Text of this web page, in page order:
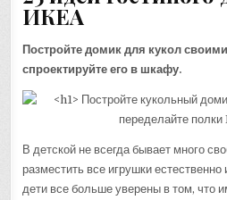
ИКЕА
Постройте домик для кукол
спроектируйте его в шкафу.
В детской не всегда бывает много
разместить все игрушки естественно
дети все больше уверены в том, что